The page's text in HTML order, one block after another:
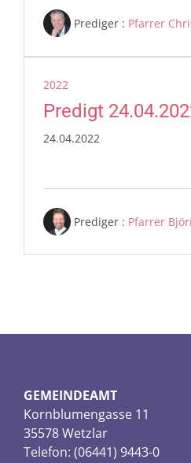
Prediger : Pfarrer
2022
Predigt
24.04.2022
Prediger : Pfarrer
GEMEINDEAMT
Kornblumengasse 11
35578 Wetzlar
Telefon: (06441) 9443-0